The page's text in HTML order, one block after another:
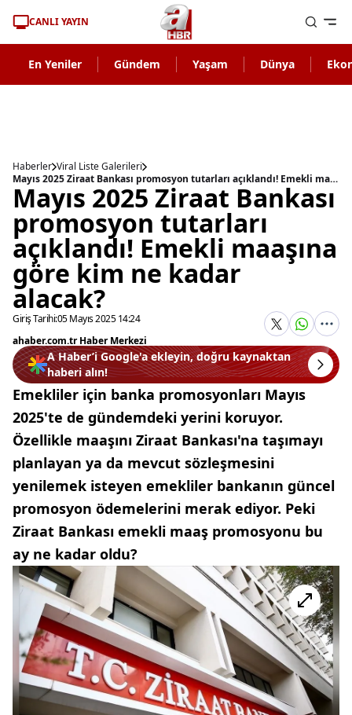
CANLI YAYIN
En Yeniler Gündem Yaşam Dünya
Haberler Viral Liste Galerileri
Mayıs 2025 Ziraat Bankası promosyon tutarları açıklandı! Emekli maaşına göre kim ne kadar alacak?
Mayıs 2025 Ziraat Bankası
promosyon tutarları
açıklandı! Emekli maaşına
göre kim ne kadar
alacak?
Giriş Tarihi:05 Mayıs 2025 14:24
ahaber.com.tr Haber Merkezi
A Haber’i Google'a ekleyin, doğru kaynaktan
haberi alın!
Emekliler için banka promosyonları Mayıs
2025'te de gündemdeki yerini koruyor.
Özellikle maaşını Ziraat Bankası'na taşımayı
planlayan ya da mevcut sözleşmesini
yenilemek isteyen emekliler bankanın güncel
promosyon ödemelerini merak ediyor. Peki
Ziraat Bankası emekli maaş promosyonu bu
ay ne kadar oldu?